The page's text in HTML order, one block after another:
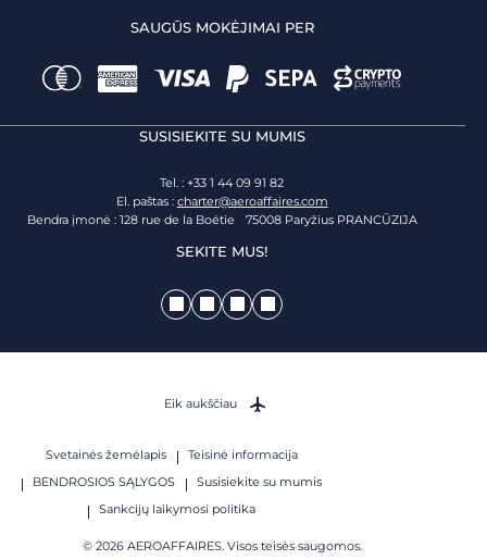
SAUGŪS MOKĖJIMAI PER
SUSISIEKITE SU MUMIS
Tel. : +33 1 44 09 91 82
El. paštas : charter@aeroaffaires.com
Bendra įmonė : 128 rue de la Boétie 75008 Paryžius PRANCŪZIJA
SEKITE MUS!
Svetainės žemėlapis
Teisinė informacija
BENDROSIOS SĄLYGOS
Susisiekite su mumis
Sankcijų laikymosi politika
© 2026 AEROAFFAIRES. Visos teisės saugomos.
Eik aukščiau